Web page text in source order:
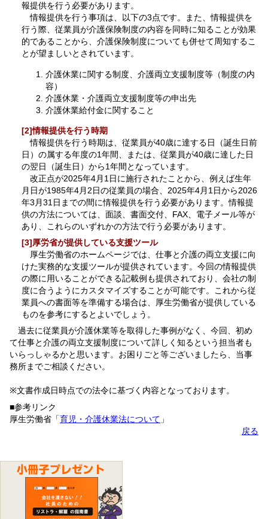
報提供を行う必要があります。
情報提供を行う事項は、以下の3点です。また、情報提供を
行う際、従業員が介護保険制度の内容を同時に知ることが効果
的であることから、介護保険制度についても併せて周知するこ
とが望ましいとされています。
介護休業に関する制度、介護両立支援制度等（制度の内
容）
介護休業・介護両立支援制度等の申出先
介護休業給付金に関すること
[2]情報提供を行う時期
情報提供を行う時期は、従業員が40歳に達する日（誕生日前
日）の属する年度の1年間、または、従業員が40歳に達した日
の翌日（誕生日）から1年間となっています。
改正点が2025年4月1日に施行されたことから、例えば生年
月日が1985年4月2日の従業員の場合、2025年4月1日から2026
年3月31日までの間に情報提供を行う必要があります。情報提
供の方法については、面談、書面交付、FAX、電子メール等が
あり、これらのいずれかの方法で行う必要があります。
[3]厚労省が提供している支援ツール
厚生労働省のホームページでは、仕事と介護の両立支援に向
けた実務的な支援ツールが提供されています。今回の情報提供
の際に用いることができる記載例も提供されており、会社の制
度に合うようにカスタマイズすることが可能です。これから従
業員への書面等を準備する場合は、厚生労働省が提供している
ものを参考にするとよいでしょう。
過去に従業員が介護休業等を取得した事例がなく、今回、初め
て仕事と介護の両立支援制度について詳しく知るという担当者も
いらっしゃるかと思います。お困りごと等ございましたら、当事
務所までご相談ください。
※文書作成日時点での法令に基づく内容となっております。
■参考リンク
厚生労働省「育児・介護休業法について 」
戻る